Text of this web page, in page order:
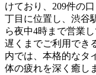
けており、209件の
丁目に位置し、渋谷
ら夜中4時まで営業
遅くまでご利用でき
内では、本格的なタ
体の疲れを深く癒し